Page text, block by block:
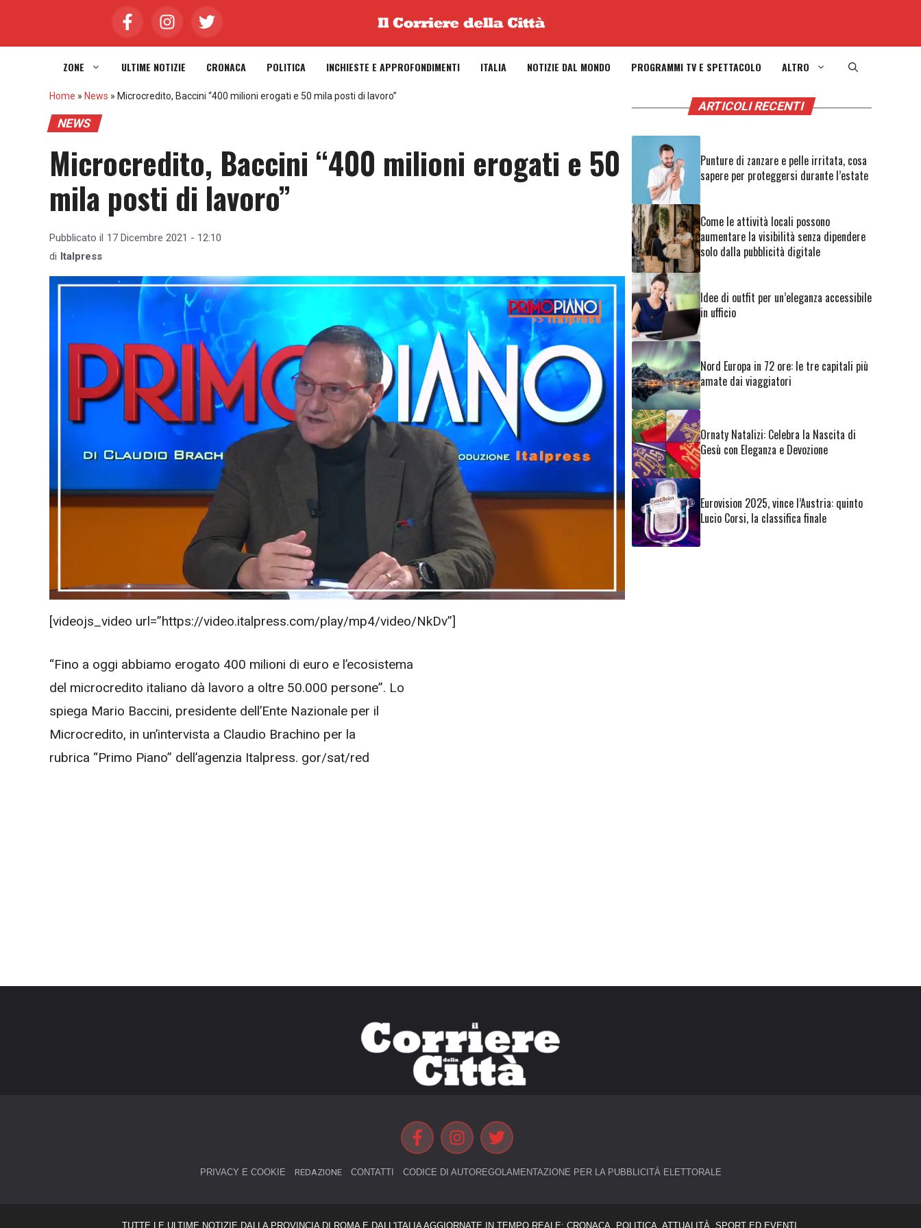
ZONE ULTIME NOTIZIE CRONACA POLITICA INCHIESTE E APPROFONDIMENTI ITALIA NOTIZIE DAL MONDO PROGRAMMI TV E SPETTACOLO ALTRO
Home » News » Microcredito, Baccini “400 milioni erogati e 50 mila posti di lavoro”
NEWS
Microcredito, Baccini “400 milioni erogati e 50
mila posti di lavoro”
Pubblicato il 17 Dicembre 2021 - 12:10
di Italpress
[videojs_video url=”https://video.italpress.com/play/mp4/video/NkDv”]
“Fino a oggi abbiamo erogato 400 milioni di euro e l’ecosistema
del microcredito italiano dà lavoro a oltre 50.000 persone”. Lo
spiega Mario Baccini, presidente dell’Ente Nazionale per il
Microcredito, in un’intervista a Claudio Brachino per la
rubrica “Primo Piano” dell’agenzia Italpress. gor/sat/red
ARTICOLI RECENTI
Punture di zanzare e pelle irritata, cosa
sapere per proteggersi durante l’estate
Come le attività locali possono
aumentare la visibilità senza dipendere
solo dalla pubblicità digitale
Idee di outfit per un’eleganza accessibile
in ufficio
Nord Europa in 72 ore: le tre capitali più
amate dai viaggiatori
Ornaty Natalizi: Celebra la Nascita di
Gesù con Eleganza e Devozione
Eurovision 2025, vince l’Austria: quinto
Lucio Corsi, la classifica finale
PRIVACY E COOKIE REDAZIONE CONTATTI CODICE DI AUTOREGOLAMENTAZIONE PER LA PUBBLICITÀ ELETTORALE
TUTTE LE ULTIME NOTIZIE DALLA PROVINCIA DI ROMA E DALL'ITALIA AGGIORNATE IN TEMPO REALE: CRONACA, POLITICA, ATTUALITÀ, SPORT ED EVENTI.